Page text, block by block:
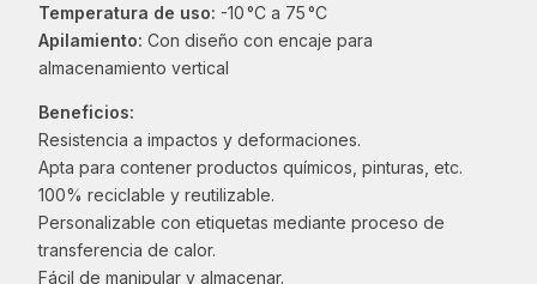
Temperatura de uso: -10 °C a 75 °C
Apilamiento: Con diseño con encaje para
almacenamiento vertical
Beneficios:
Resistencia a impactos y deformaciones.
Apta para contener productos químicos, pinturas, etc.
100% reciclable y reutilizable.
Personalizable con etiquetas mediante proceso de
transferencia de calor.
Fácil de manipular y almacenar.